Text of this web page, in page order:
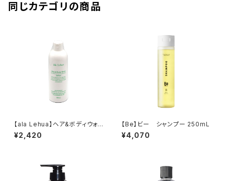
同じカテゴリの商品
【ala Lehua】ヘア&ボディウォッ
シュ Arbor 300ml
¥2,420
【Be】ビー シャンプー 250mL
¥4,070